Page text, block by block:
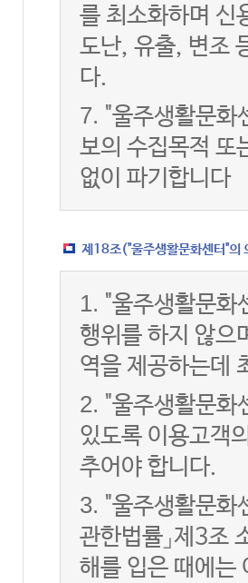
를 최소화하며 신
도난, 유출, 변조
다.
7. "울주생활문화
보의 수집목적 또
없이 파기합니다
제18조("울주생활문화센터"의
1. "울주생활문화
행위를 하지 않으
역을 제공하는데
2. "울주생활문화
있도록 이용고객
추어야 합니다.
3. "울주생활문화
관한법률」제3조
해를 입은 때에는